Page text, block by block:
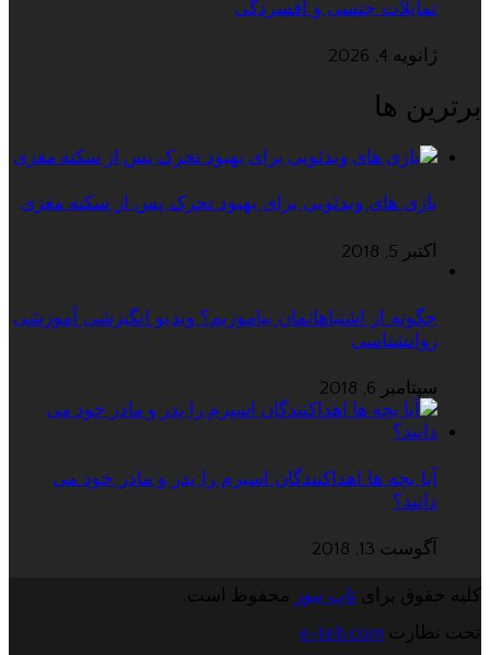
تمایلات جنسی و افسردگی
ژانویه 4, 2026
برترین ها
بازی های ویدئویی برای بهبود تحرک پس از سکته مغزی
اکتبر 5, 2018
چگونه از اشتباهاتمان بیاموزیم؟ ویدیو انگیزشی آموزشی
روانشناسی
سپتامبر 6, 2018
آیا بچه ها اهداکنندگان اسپرم را پدر و مادر خود می
دانند؟
آگوست 13, 2018
کلیه حقوق برای تاپ نیوز
محفوظ است.
تحت نظارت e-teb.com